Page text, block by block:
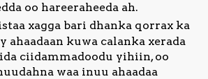
oo hareeraheeda ah.
xagga bari dhanka qorrax ka
ahaadaan kuwa calanka xerada
ciidammadoodu yihiin, oo
waa inuu ahaadaa